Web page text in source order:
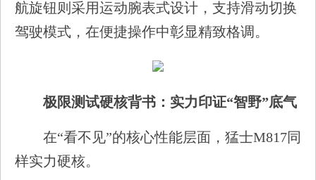
航旋钮则采用运动腕表式设计，支持滑动切换
驾驶模式，在便捷操作中彰显精致格调。
极限测试硬核背书：实力印证“智野”底气
在“看不见”的核心性能层面，猛士M817同
样实力硬核。